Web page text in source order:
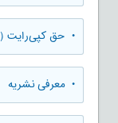
• حق کپی‌رایت (CC)
• معرفی نشریه